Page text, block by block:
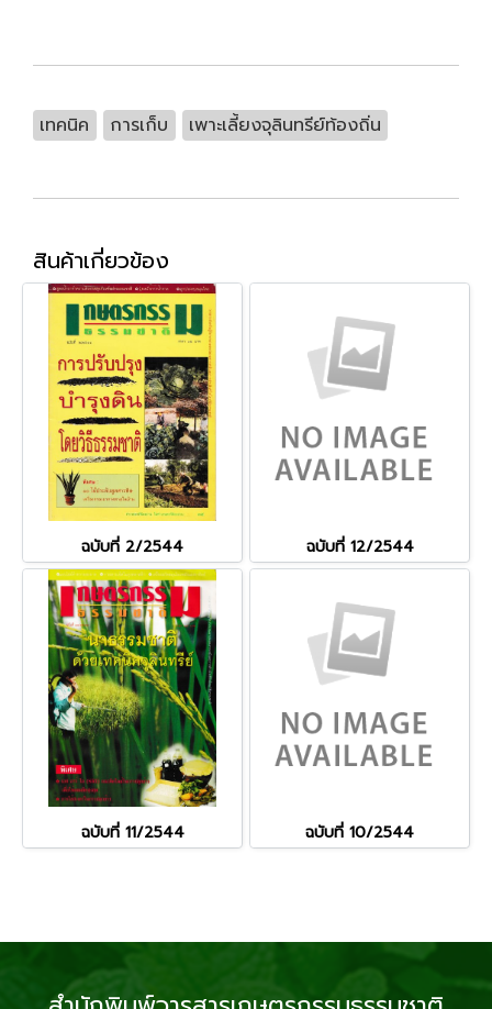
เทคนิค การเก็บ เพาะเลี้ยงจุลินทรีย์ท้องถิ่น
สินค้าเกี่ยวข้อง
ฉบับที่ 2/2544 ฉบับที่ 12/2544
ฉบับที่ 11/2544 ฉบับที่ 10/2544